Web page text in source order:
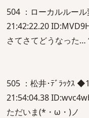
504 ：ローカルルー
21:42:22.20
さてさてどうなった…
505 ：松井･ﾃﾞﾗｯｸｽ
21:54:04.38
ただいま(*・ω・)ノ